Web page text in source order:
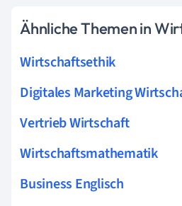
Ähnliche Themen in
Wirtschaftsethik
Digitales Marketing
Vertrieb Wirtschaft
Wirtschaftsmathematik
Business Englisch